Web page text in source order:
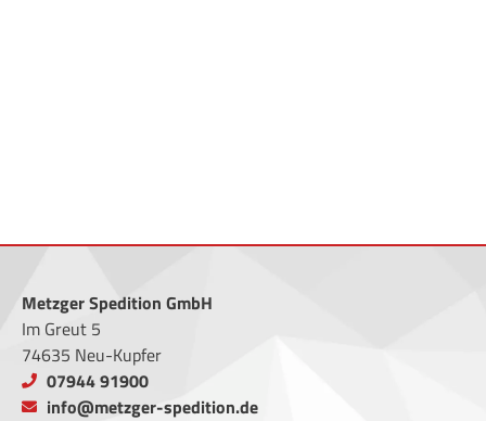
Metzger Spedition GmbH
Im Greut 5
74635 Neu-Kupfer
07944 91900
info@metzger-spedition.de